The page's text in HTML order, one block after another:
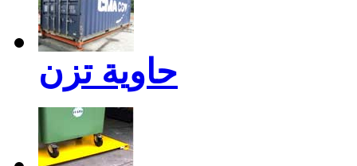
حاوية تزن